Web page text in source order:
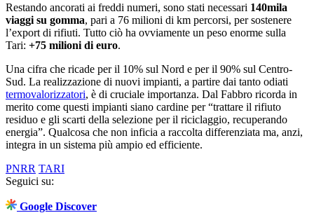
Restando ancorati ai freddi numeri, sono stati necessari 140mila
viaggi su gomma, pari a 76 milioni di km percorsi, per sostenere
l’export di rifiuti. Tutto ciò ha ovviamente un peso enorme sulla
Tari: +75 milioni di euro.
Una cifra che ricade per il 10% sul Nord e per il 90% sul Centro-
Sud. La realizzazione di nuovi impianti, a partire dai tanto odiati
termovalorizzatori, è di cruciale importanza. Dal Fabbro ricorda in
merito come questi impianti siano cardine per “trattare il rifiuto
residuo e gli scarti della selezione per il riciclaggio, recuperando
energia”. Qualcosa che non inficia a raccolta differenziata ma, anzi,
integra in un sistema più ampio ed efficiente.
PNRR TARI
Seguici su:
Google Discover